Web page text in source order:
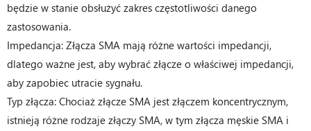
będzie w stanie obsłużyć zakres częstotliwości danego
zastosowania.
Impedancja: Złącza SMA mają różne wartości impedancji,
dlatego ważne jest, aby wybrać złącze o właściwej impedancji,
aby zapobiec utracie sygnału.
Typ złącza: Chociaż złącze SMA jest złączem koncentrycznym,
istnieją różne rodzaje złączy SMA, w tym złącza męskie SMA i